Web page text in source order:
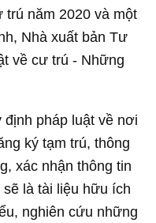
trú năm 2020 và một
Nhà xuất bản Tư
về cư trú - Những
pháp luật về nơi
ký tạm trú, thông
xác nhận thông tin
là tài liệu hữu ích
nghiên cứu những